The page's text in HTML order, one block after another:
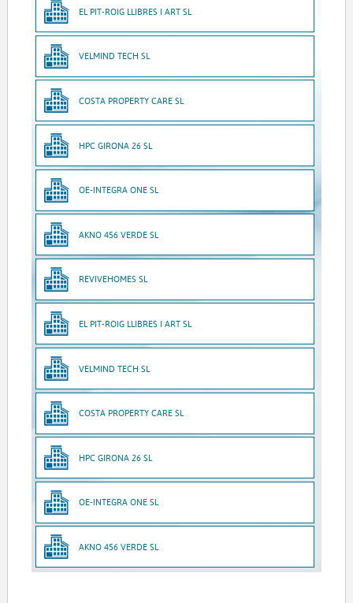
EL PIT-ROIG LLIBRES I ART SL
VELMIND TECH SL
COSTA PROPERTY CARE SL
HPC GIRONA 26 SL
OE-INTEGRA ONE SL
AKNO 456 VERDE SL
REVIVEHOMES SL
EL PIT-ROIG LLIBRES I ART SL
VELMIND TECH SL
COSTA PROPERTY CARE SL
HPC GIRONA 26 SL
OE-INTEGRA ONE SL
AKNO 456 VERDE SL